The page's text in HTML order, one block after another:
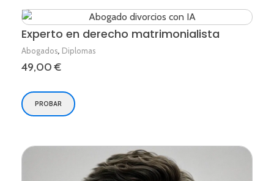
Experto en derecho matrimonialista
Abogados, Diplomas
49,00€
PROBAR